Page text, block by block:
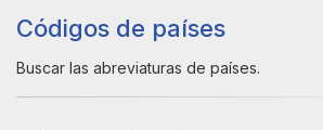
Códigos de países
Buscar las abreviaturas de países.